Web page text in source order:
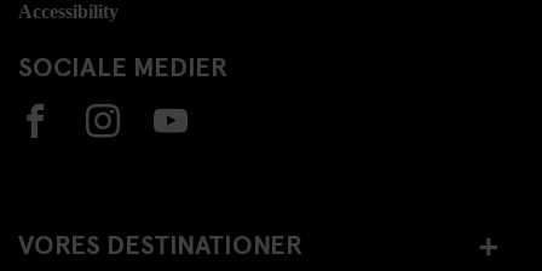
Accessibility
SOCIALE MEDIER
VORES DESTINATIONER